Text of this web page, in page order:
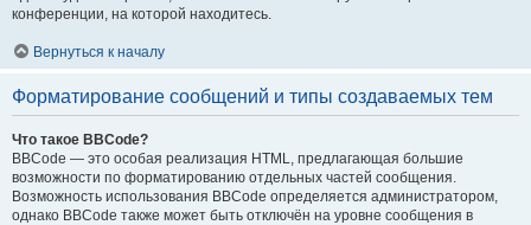
конференции, на которой находитесь.
Вернуться к началу
Форматирование сообщений и типы создаваемых тем
Что такое BBCode?
BBCode — это особая реализация HTML, предлагающая большие
возможности по форматированию отдельных частей сообщения.
Возможность использования BBCode определяется администратором,
однако BBCode также может быть отключён на уровне сообщения в